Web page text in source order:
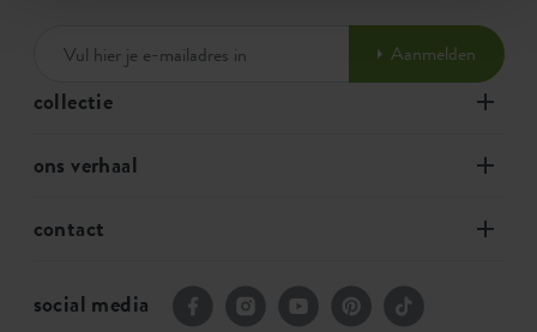
collectie
ons verhaal
contact
Aanmelden
social media